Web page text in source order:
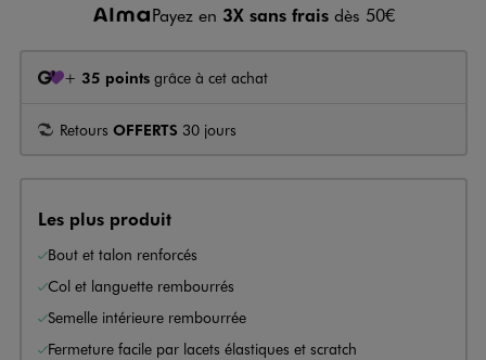
Payez en 3X sans frais dès 50€
+ 35 points grâce à cet achat
Retours OFFERTS 30 jours
Les plus produit
Bout et talon renforcés
Col et languette rembourrés
Semelle intérieure rembourrée
Fermeture facile par lacets élastiques et scratch